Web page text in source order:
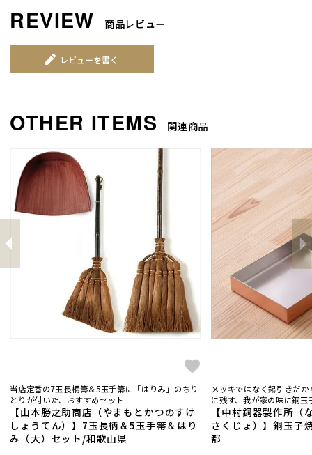
商品レビュー
レビューを書く
関連商品
前
へ
当店定番の7玉長柄箒＆5玉手箒に「はりみ」のちり
とりが付いた、おすすめセット
【山本勝之助商店（やまもとかつのすけ
しょうてん）】7玉長柄＆5玉手箒＆はり
み（大）セット/和歌山県
メッキではなく錫引きだ
に残す、我が家の味に
【中村銅器製作所（
さくじょ）】銅玉
都
次
へ